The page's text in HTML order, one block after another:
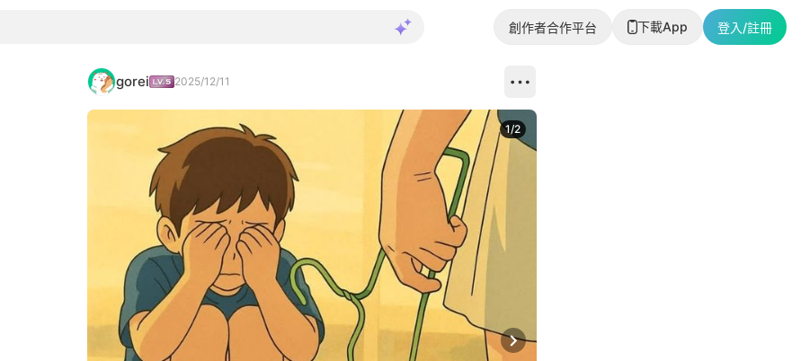
創作者合作平台 下載App 登入/註冊
gorei 2025/12/11
Next slide
1/2